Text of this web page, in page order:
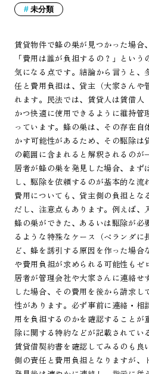
未分類
賃貸物件で蜂の巣が見つかった場合
「費用は誰が負担するの？」とい
気になる点です。結論から言うと、
任と費用負担は、貸主（大家さんや
れます。民法では、賃貸人は賃借人
かつ快適に使用できるように維持管
っています。蜂の巣は、その存在
かす可能性があるため、その駆除
の範囲に含まれると解釈されるのが
居者が蜂の巣を発見した場合、まず
し、駆除を依頼するのが基本的な流
費用についても、貸主側の負担とな
だし、注意点もあります。例えば、
蜂の巣ができた、あるいは駆除が必
るような特殊なケース（ベランダに
ど、蜂を誘引する原因を作った場合
や費用負担が求められる可能性もゼ
居者が管理会社や大家さんに連絡せ
した場合、その費用を後から請求
性があります。必ず事前に連絡・相
用を負担するのかを確認することが
除に関する特約などが記載されてい
賃貸借契約書を確認してみるのも良
側の責任と費用負担となりますが、